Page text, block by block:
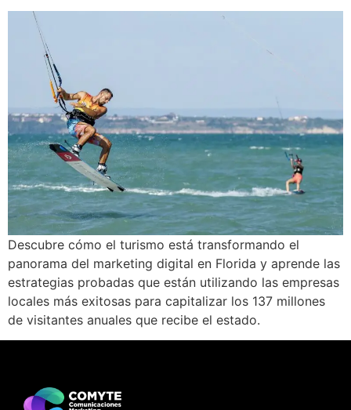
Descubre cómo el turismo está transformando el
panorama del marketing digital en Florida y aprende las
estrategias probadas que están utilizando las empresas
locales más exitosas para capitalizar los 137 millones
de visitantes anuales que recibe el estado.